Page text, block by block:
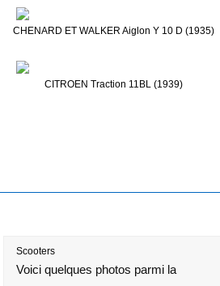
CHENARD ET WALKER Aiglon Y 10 D (1935)
CITROEN Traction 11BL (1939)
Scooters
Voici quelques photos parmi la